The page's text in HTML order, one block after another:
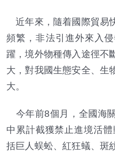
近年來，隨着國際貿易
頻繁，非法引進外來入
躍，境外物種傳入途徑不
大，對我國生態安全、生
大。
今年前8個月，全國海
中累計截獲禁止進境活
括巨人蜈蚣、紅狂蟻、斑